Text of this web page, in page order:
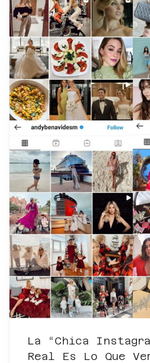
La “chica
Real Es Lo Que